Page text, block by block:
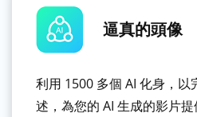
逼真的頭像
利用 1500 多個 AI 化身，以
述，為您的 AI 生成的影片提